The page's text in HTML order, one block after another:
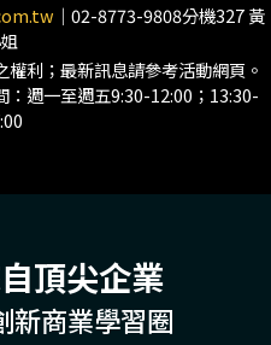
｜02-8773-9808分機327 黃
利；最新訊息請參考活動網頁。
週一至週五9:30-12:00；13:30-
頂尖企業
新商業學習圈